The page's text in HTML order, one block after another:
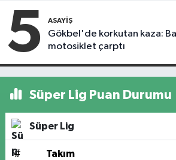
5 ASAYIŞ
Gökbel'de korkutan kaza:
motosiklet çarptı
Süper Lig Puan Durumu
Süper Lig
# Takım